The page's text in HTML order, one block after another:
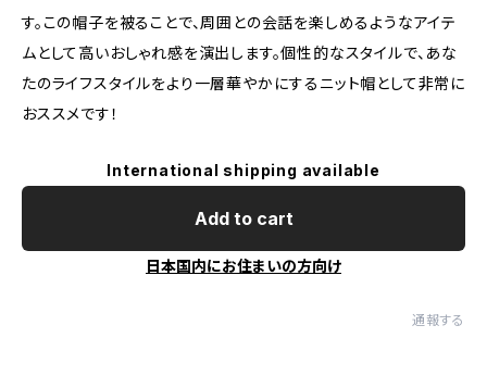
す。この帽子を被ることで、周囲との会話を楽しめるようなアイテ
ムとして高いおしゃれ感を演出します。個性的なスタイルで、あな
たのライフスタイルをより一層華やかにするニット帽として非常に
おススメです！
International shipping available
Add to cart
日本国内にお住まいの方向け
通報する